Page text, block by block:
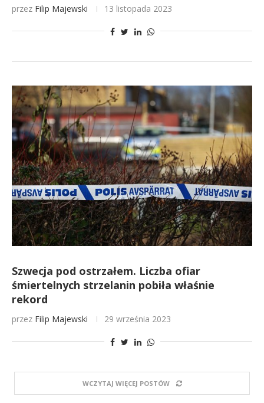
przez Filip Majewski 13 listopada 2023
Szwecja pod ostrzałem. Liczba ofiar
śmiertelnych strzelanin pobiła właśnie
rekord
przez Filip Majewski 29 września 2023
WCZYTAJ WIĘCEJ POSTÓW